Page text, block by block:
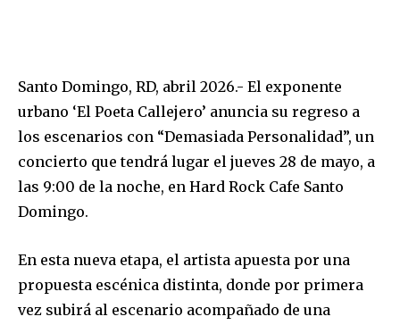
Santo Domingo, RD, abril 2026.- El exponente
urbano ‘El Poeta Callejero’ anuncia su regreso a
los escenarios con “Demasiada Personalidad”, un
concierto que tendrá lugar el jueves 28 de mayo, a
las 9:00 de la noche, en Hard Rock Cafe Santo
Domingo.
En esta nueva etapa, el artista apuesta por una
propuesta escénica distinta, donde por primera
vez subirá al escenario acompañado de una